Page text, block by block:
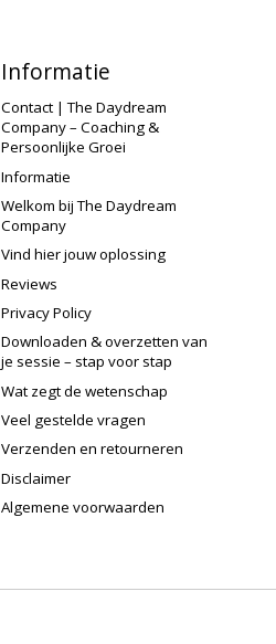
Informatie
Contact | The Daydream
Company – Coaching &
Persoonlijke Groei
Informatie
Welkom bij The Daydream
Company
Vind hier jouw oplossing
Reviews
Privacy Policy
Downloaden & overzetten van
je sessie – stap voor stap
Wat zegt de wetenschap
Veel gestelde vragen
Verzenden en retourneren
Disclaimer
Algemene voorwaarden